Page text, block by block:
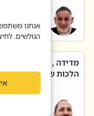
אנחנו
הגולשים.
מדידה , קניה , שטיפת
הלכות שבת – סימן